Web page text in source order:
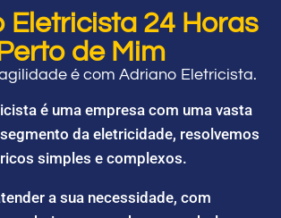
Eletricista 24 Horas
Perto de Mim
é com Adriano Eletricista.
é uma empresa com uma vasta
da eletricidade, resolvemos
simples e complexos.
a sua necessidade, com